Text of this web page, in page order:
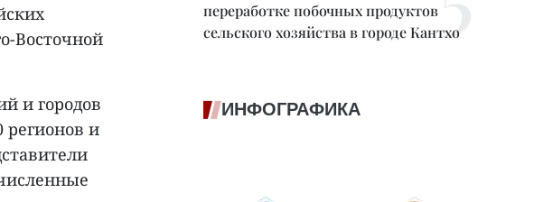
Восточной
и городов
регионов и
переработке побочных продуктов
сельского хозяйства в городе Кантхо
ИНФОГРАФИКА